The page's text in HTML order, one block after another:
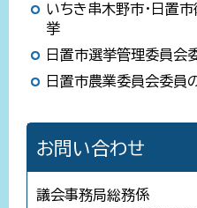
いちき串木野市・日置
挙
日置市選挙管理委員会
日置市農業委員会委員
お問い合わせ
議会事務局総務係